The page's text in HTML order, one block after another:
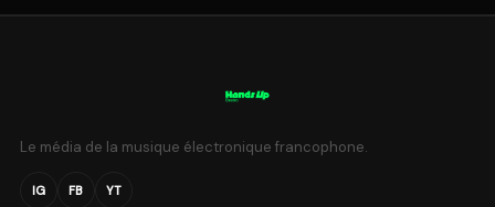
Le média de la musique électronique francophone.
IG FB YT